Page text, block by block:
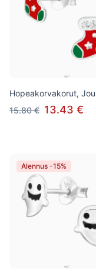
Hopeakorvakorut,
15.80 € 13.43 €
Alennus -15%